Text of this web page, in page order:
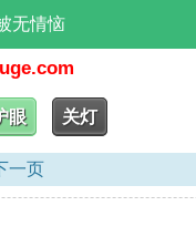
无情恼
眼 关灯
一页